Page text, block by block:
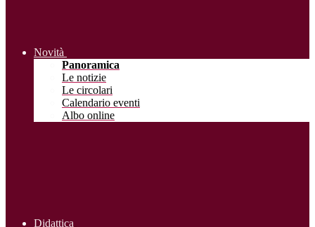
Novità
Panoramica
Le notizie
Le circolari
Calendario eventi
Albo online
Didattica